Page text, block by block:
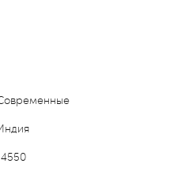
Современные
Индия
14550